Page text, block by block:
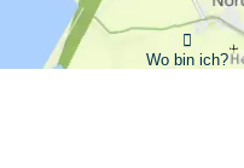
Wo bin ich?